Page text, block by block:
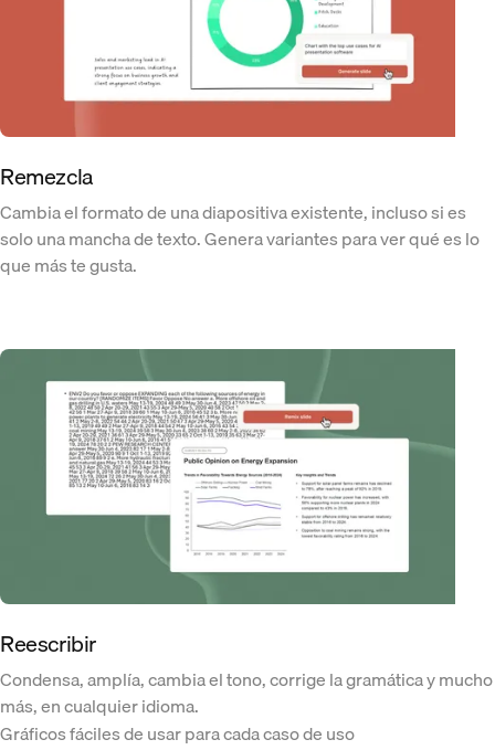
Remezcla
Cambia el formato de una diapositiva existente, incluso si es
solo una mancha de texto. Genera variantes para ver qué es lo
que más te gusta.
Reescribir
Condensa, amplía, cambia el tono, corrige la gramática y mucho
más, en cualquier idioma.
Gráficos fáciles de usar para cada caso de uso